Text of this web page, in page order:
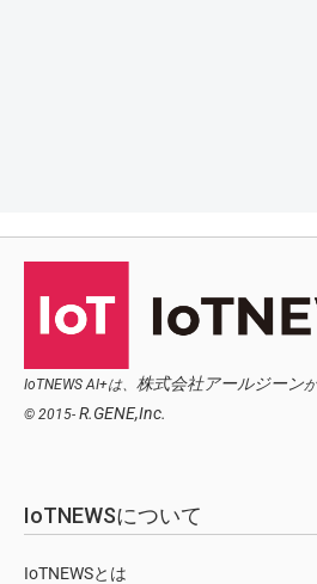
IoTNEWS AI+は、 株式会社アールジーン
© 2015- R.GENE,Inc.
IoTNEWSについて
IoTNEWSとは